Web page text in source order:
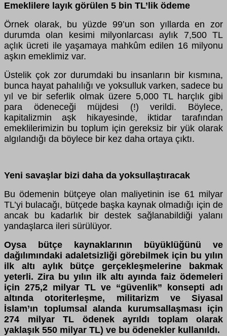
Emeklilere layık görülen 5 bin TL’lik ödeme
Örnek olarak, bu yüzde 99’un son yıllarda en zor
durumda olan kesimi milyonlarcası aylık 7,500 TL
açlık ücreti ile yaşamaya mahkûm edilen 16 milyonu
aşkın emeklimiz var.
Üstelik çok zor durumdaki bu insanların bir kısmına,
bunca hayat pahalılığı ve yoksulluk varken, sadece bu
yıl ve bir seferlik olmak üzere 5,000 TL harçlık gibi
para ödeneceği müjdesi (!) verildi. Böylece,
kapitalizmin aşk hikayesinde, iktidar tarafından
emeklilerimizin bu toplum için gereksiz bir yük olarak
algılandığı da böylece bir kez daha ortaya çıktı.
Yeni savaşlar bizi daha da yoksullaştıracak
Bu ödemenin bütçeye olan maliyetinin ise 61 milyar
TL’yi bulacağı, bütçede başka kaynak olmadığı için de
ancak bu kadarlık bir destek sağlanabildiği yalanı
yandaşlarca ileri sürülüyor.
Oysa bütçe kaynaklarının büyüklüğünü ve
dağılımındaki adaletsizliği görebilmek için bu yılın
ilk altı aylık bütçe gerçekleşmelerine bakmak
yeterli. Zira bu yılın ilk altı ayında faiz ödemeleri
için 275,2 milyar TL ve “güvenlik” konsepti adı
altında otoriterleşme, militarizm ve Siyasal
İslam’ın toplumsal alanda kurumsallaşması için
274 milyar TL ödenek ayrıldı toplam olarak
yaklaşık 550 milyar TL) ve bu ödenekler kullanıldı.